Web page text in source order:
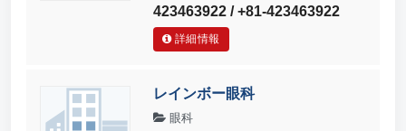
423463922 / +81-423463922
詳細情報
レインボー眼科
眼科